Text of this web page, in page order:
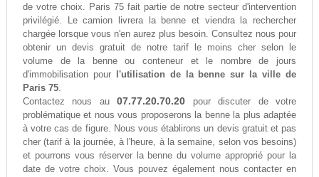
de votre choix. Paris 75 fait partie de notre secteur d'intervention
privilégié. Le camion livrera la benne et viendra la rechercher
chargée lorsque vous n'en aurez plus besoin. Consultez nous pour
obtenir un devis gratuit de notre tarif le moins cher selon le
volume de la benne ou conteneur et le nombre de jours
d'immobilisation pour
l'utilisation de la benne sur la ville de
Paris 75.
Contactez nous au07.77.20.70.20 pour discuter de votre
problématique et nous vous proposerons la benne la plus adaptée
à votre cas de figure. Nous vous établirons un devis gratuit et pas
cher (tarif à la journée, à l'heure, à la semaine, selon vos besoins)
et pourrons vous réserver la benne du volume approprié pour la
date de votre choix. Vous pouvez également nous contacter en